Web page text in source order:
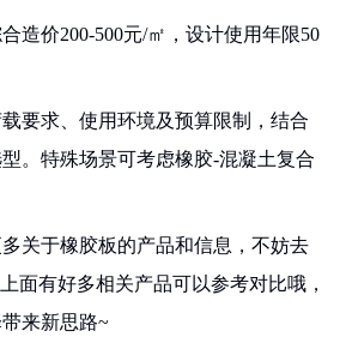
造价200-500元/㎡，设计使用年限50
要求、使用环境及预算限制，结合
。特殊场景可考虑橡胶-混凝土复合
关于橡胶板的产品和信息，不妨去
面有好多相关产品可以参考对比哦，
来新思路~